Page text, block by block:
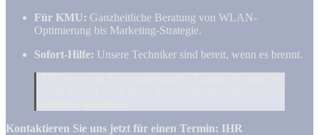
Für KMU: Ganzheitliche Beratung von WLAN-
Optimierung bis Marketing-Strategie.
Sofort-Hilfe: Unsere Techniker sind bereit, wenn es brennt.
Kontaktieren Sie uns jetzt für einen Termin: IHR